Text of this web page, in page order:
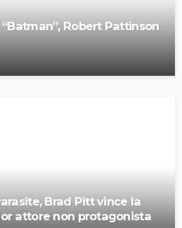
Robert Pattinson
Brad Pitt vince la
attore non protagonista